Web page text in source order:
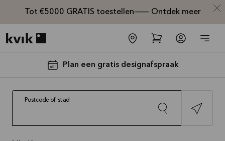
Tot €5000 GRATIS toestellen— Ontdek meer
Plan een gratis designafspraak
Postcode of stad